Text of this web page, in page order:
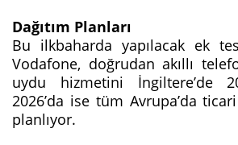
Dağıtım Planları
Bu ilkbaharda yapılacak ek
Vodafone, doğrudan akıllı
uydu hizmetini İngiltere’de
2026’da ise tüm Avrupa’da
planlıyor.